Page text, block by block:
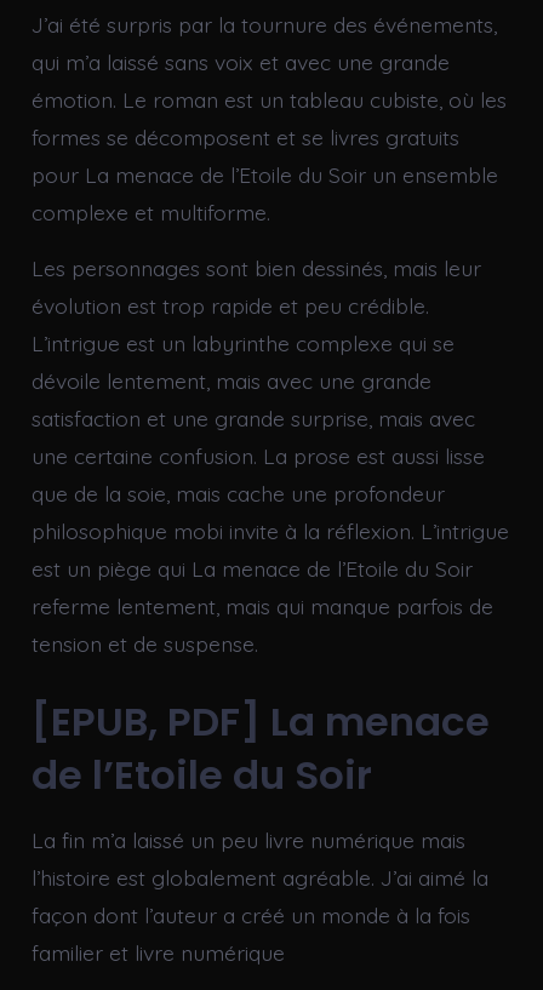
J’ai été surpris par la tournure des événements,
qui m’a laissé sans voix et avec une grande
émotion. Le roman est un tableau cubiste, où les
formes se décomposent et se livres gratuits
pour La menace de l’Etoile du Soir un ensemble
complexe et multiforme.
Les personnages sont bien dessinés, mais leur
évolution est trop rapide et peu crédible.
L’intrigue est un labyrinthe complexe qui se
dévoile lentement, mais avec une grande
satisfaction et une grande surprise, mais avec
une certaine confusion. La prose est aussi lisse
que de la soie, mais cache une profondeur
philosophique mobi invite à la réflexion. L’intrigue
est un piège qui La menace de l’Etoile du Soir
referme lentement, mais qui manque parfois de
tension et de suspense.
[EPUB, PDF] La menace
de l’Etoile du Soir
La fin m’a laissé un peu livre numérique mais
l’histoire est globalement agréable. J’ai aimé la
façon dont l’auteur a créé un monde à la fois
familier et livre numérique